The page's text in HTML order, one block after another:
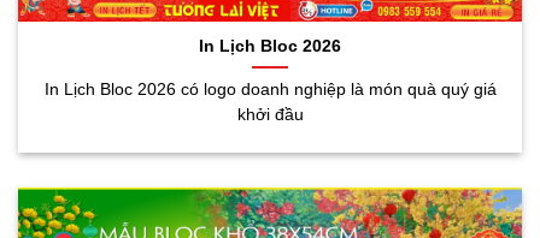
In Lịch Bloc 2026
In Lịch Bloc 2026 có logo doanh nghiệp là món quà quý giá
khởi đầu